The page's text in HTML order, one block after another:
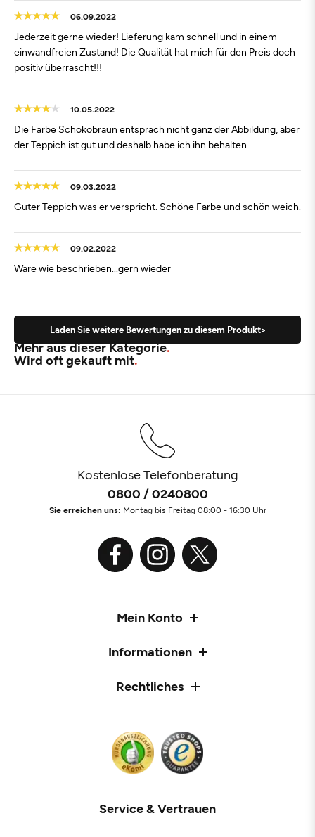
06.09.2022
Jederzeit gerne wieder! Lieferung kam schnell und in einem
einwandfreien Zustand! Die Qualität hat mich für den Preis doch
positiv überrascht!!!
10.05.2022
Die Farbe Schokobraun entsprach nicht ganz der Abbildung, aber
der Teppich ist gut und deshalb habe ich ihn behalten.
09.03.2022
Guter Teppich was er verspricht. Schöne Farbe und schön weich.
09.02.2022
Ware wie beschrieben...gern wieder
Laden Sie weitere Bewertungen zu diesem Produkt>
Mehr aus dieser Kategorie
Wird oft gekauft mit
Kostenlose Telefonberatung
0800 / 0240800
Sie erreichen uns: Montag bis Freitag 08:00 - 16:30 Uhr
Mein Konto
Informationen
Rechtliches
Service & Vertrauen